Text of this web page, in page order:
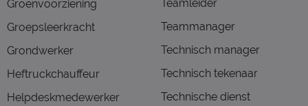
Groenvoorziening
Groepsleerkracht
Grondwerker
Heftruckchauffeur
Helpdeskmedewerker
Teamleider
Teammanager
Technisch manager
Technisch tekenaar
Technische dienst